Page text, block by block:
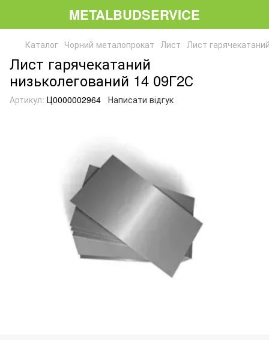
METALBUDSERVICE
Каталог Чорний металопрокат Лист Лист
Лист гарячекатаний
низьколегований 14 09Г2С
Артикул: Ц0000002964 Написати відгук